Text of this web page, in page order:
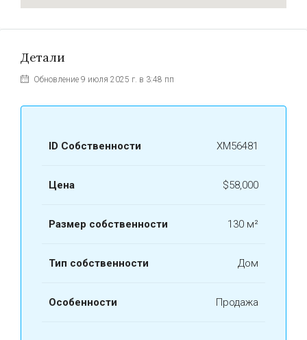
Детали
Обновление 9 июля 2025 г. в 3:48 пп
ID Собственности ХМ56481
Цена $58,000
Размер собственности 130 м²
Тип собственности Дом
Особенности Продажа